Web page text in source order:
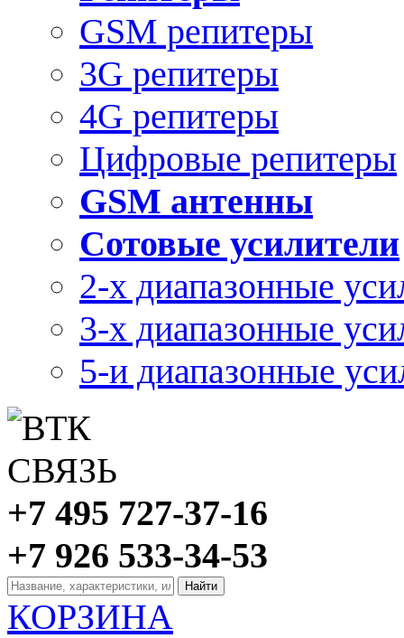
GSM репитеры
3G репитеры
4G репитеры
Цифровые репитеры
GSM антенны
Сотовые усилители
2-х диапазонные
3-х диапазонные
5-и диапазонные
+7 495 727-37-16
+7 926 533-34-53
КОРЗИНА